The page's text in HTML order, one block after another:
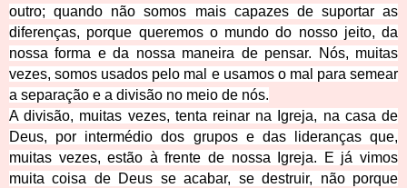
outro; quando não somos mais capazes de suportar as
diferenças, porque queremos o mundo do nosso jeito, da
nossa forma e da nossa maneira de pensar. Nós, muitas
vezes, somos usados pelo mal e usamos o mal para semear
a separação e a divisão no meio de nós.
A divisão, muitas vezes, tenta reinar na Igreja, na casa de
Deus, por intermédio dos grupos e das lideranças que,
muitas vezes, estão à frente de nossa Igreja. E já vimos
muita coisa de Deus se acabar, se destruir, não porque